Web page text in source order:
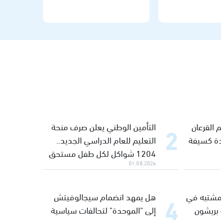
ينال جبارين
لبنان
القرعان
كسيفة
التأمين الوطني يعلن صرف منحة
التعليم للعام الدراسي الجديد..
1204 شواكل لكل طفل مستحق
01.08.2026
في
هل يمهد انضمام سيجالوفيتش
إلى "الموحدة" لتحالفات سياسية